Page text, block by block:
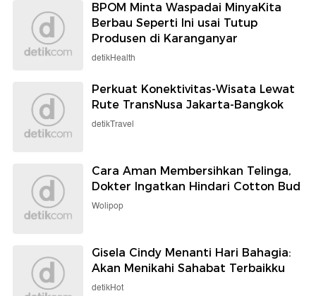
BPOM Minta Waspadai MinyaKita
Berbau Seperti Ini usai Tutup
Produsen di Karanganyar
detikHealth
Perkuat Konektivitas-Wisata Lewat
Rute TransNusa Jakarta-Bangkok
detikTravel
Cara Aman Membersihkan Telinga,
Dokter Ingatkan Hindari Cotton Bud
Wolipop
Gisela Cindy Menanti Hari Bahagia:
Akan Menikahi Sahabat Terbaikku
detikHot